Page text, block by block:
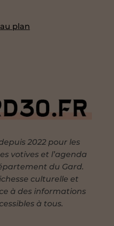
plan
2022 pour les
votives et l’agenda
du Gard.
culturelle et
à des informations
à tous.